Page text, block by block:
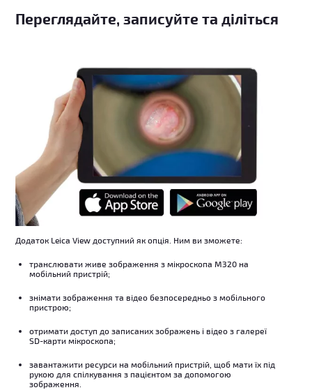
Переглядайте, записуйте та діліться
Додаток Leica View доступний як опція. Ним ви зможете:
транслювати живе зображення з мікроскопа M320 на
мобільний пристрій;
знімати зображення та відео безпосередньо з мобільного
пристрою;
отримати доступ до записаних зображень і відео з галереї
SD-карти мікроскопа;
завантажити ресурси на мобільний пристрій, щоб мати їх під
рукою для спілкування з пацієнтом за допомогою
зображення.